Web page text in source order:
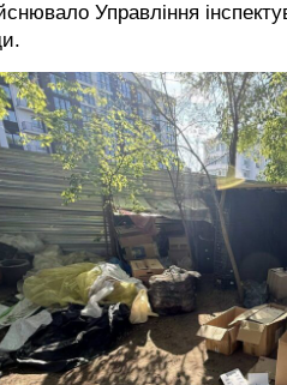
Управління